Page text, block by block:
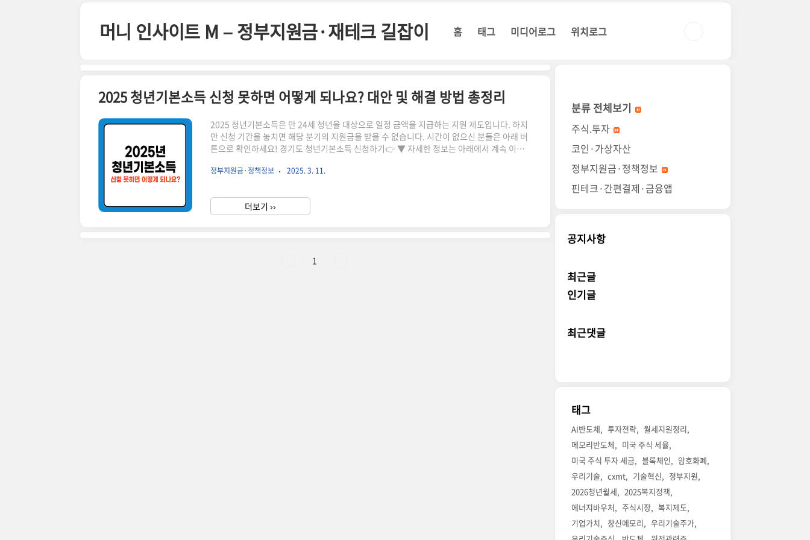
머니 인사이트 M – 정부지원금·재테크 길잡이 홈 태그 미디어로그 위치로그
2025 청년기본소득 신청 못하면 어떻게 되나요? 대안 및 해결 방법 총정리
2025 청년기본소득은 만 24세 청년을 대상으로 일정 금액을 지급하는 지원 제도입니다. 하지
만 신청 기간을 놓치면 해당 분기의 지원금을 받을 수 없습니다. 시간이 없으신 분들은 아래 버
튼으로 확인하세요! 경기도 청년기본소득 신청하기👉 ▼ 자세한 정보는 아래에서 계속 이어
야 합니다.신청 기간: 연 4회 분기별 접수 (1, 4, 7, 10월)지원 금액: 연 100만 원 (분기별 25만
능 여부 확인하기 - 청년기본소득은 연 4회 분기별로 신청 가능합니다. - 만 24세를 넘기지 않
았다면 다음 분기 신청이 가능합니다.예외 ..
정부지원금·정책정보 2025. 3. 11.
더보기 ››
1
분류 전체보기
주식.투자
코인·가상자산
정부지원금·정책정보
핀테크·간편결제·금융앱
공지사항
최근글
인기글
최근댓글
태그
AI반도체 투자전략
월세지원정리
메모리반도체
미국 주식 세율
미국 주식 투자 세금
블록체인
암호화폐
우리기술
cxmt 기술혁신
정부지원
2026청년월세
2025복지정책
에너지바우처
주식시장
복지제도
기업가치
창신메모리
우리기술주가